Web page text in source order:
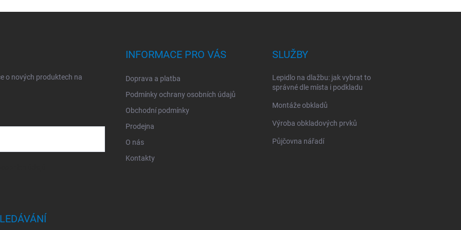
o nových produktech na
INFORMACE PRO VÁS
Doprava a platba
Podmínky ochrany osobních údajů
Obchodní podmínky
Prodejna
O nás
Kontakty
SLUŽBY
Lepidlo na dlažbu: jak vybrat to
správné dle místa i podkladu
Montáže obkladů
Výroba obkladových prvků
Půjčovna nářadí